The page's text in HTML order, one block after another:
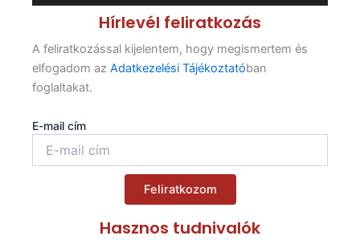
Hírlevél feliratkozás
A feliratkozással kijelentem, hogy megismertem és
elfogadom az Adatkezelési Tájékoztatóban
foglaltakat.
E-mail cím
Feliratkozom
Hasznos tudnivalók